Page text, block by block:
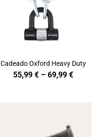
Cadeado Oxford Heavy Duty
55,99€ – 69,99€Price